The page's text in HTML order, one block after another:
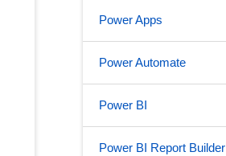
Power Apps
Power Automate
Power BI
Power BI Report Builder